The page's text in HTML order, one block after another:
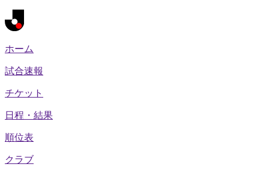
ホーム
試合速報
チケット
日程・結果
順位表
クラブ